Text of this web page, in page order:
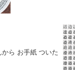
から お手紙 ついた